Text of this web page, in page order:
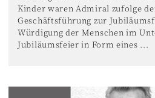
Kinder waren Admiral zufolge
Geschäftsführung zur
Würdigung der Menschen im
Jubiläumsfeier in Form eines ...